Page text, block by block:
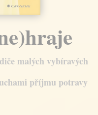
malých vybíravých
příjmu potravy